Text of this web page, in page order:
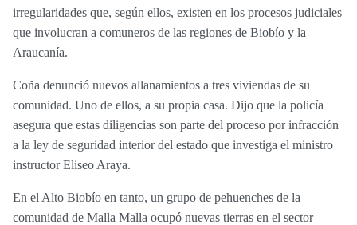
irregularidades que, según ellos, existen en los procesos judiciales
que involucran a comuneros de las regiones de Biobío y la
Araucanía.
Coña denunció nuevos allanamientos a tres viviendas de su
comunidad. Uno de ellos, a su propia casa. Dijo que la policía
asegura que estas diligencias son parte del proceso por infracción
a la ley de seguridad interior del estado que investiga el ministro
instructor Eliseo Araya.
En el Alto Biobío en tanto, un grupo de pehuenches de la
comunidad de Malla Malla ocupó nuevas tierras en el sector